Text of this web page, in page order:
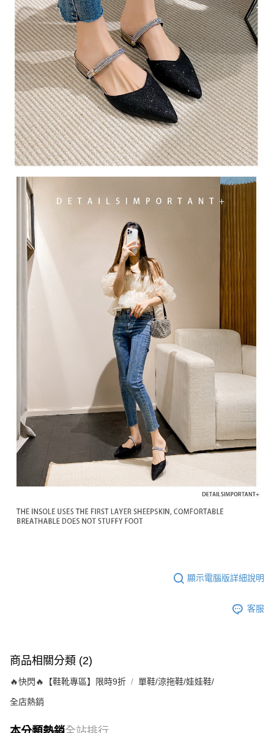
顯示電腦版詳細說明
客服
商品相關分類 (2)
🔥快閃🔥【鞋靴專區】限時9折 單鞋/涼拖鞋/娃娃鞋/
全店熱銷